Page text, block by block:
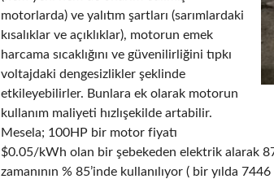
motorlarda) ve yalıtım şartları (sarımlardaki
kısalıklar ve açıklıklar), motorun emek
harcama sıcaklığını ve güvenilirliğini tıpkı
voltajdaki dengesizlikler şeklinde
etkileyebilirler. Bunlara ek olarak motorun
kullanım maliyeti hızlışekilde artabilir.
Mesela; 100HP bir motor fiyatı
$0.05/kWh olan bir şebekeden elektrik alarak
zamanının % 85’inde kullanılıyor ( bir yılda